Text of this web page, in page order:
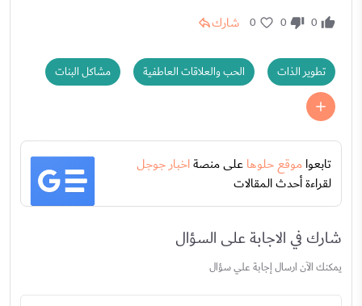
0
0
0 شارك
تطوير الذات الحب والعلاقات العاطفية مشاكل البنات
تابعواموقع حلوهاعلى منصةاخبار جوجل
لقراءة أحدث المقالات
شارك في الاجابة على السؤال
يمكنك الآن ارسال إجابة علي سؤال